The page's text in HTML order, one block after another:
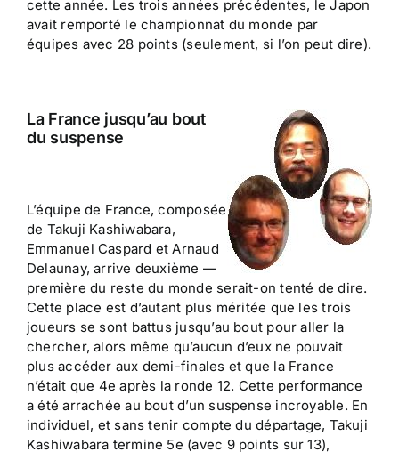
cette année. Les trois années précédentes, le Japon
avait remporté le championnat du monde par
équipes avec 28 points (seulement, si l’on peut dire).
La France jusqu’au bout
du suspense
L’équipe de France, composée
de Takuji Kashiwabara,
Emmanuel Caspard et Arnaud
Delaunay, arrive deuxième —
première du reste du monde serait-on tenté de dire.
Cette place est d’autant plus méritée que les trois
joueurs se sont battus jusqu’au bout pour aller la
chercher, alors même qu’aucun d’eux ne pouvait
plus accéder aux demi-finales et que la France
n’était que 4e après la ronde 12. Cette performance
a été arrachée au bout d’un suspense incroyable. En
individuel, et sans tenir compte du départage, Takuji
Kashiwabara termine 5e (avec 9 points sur 13),